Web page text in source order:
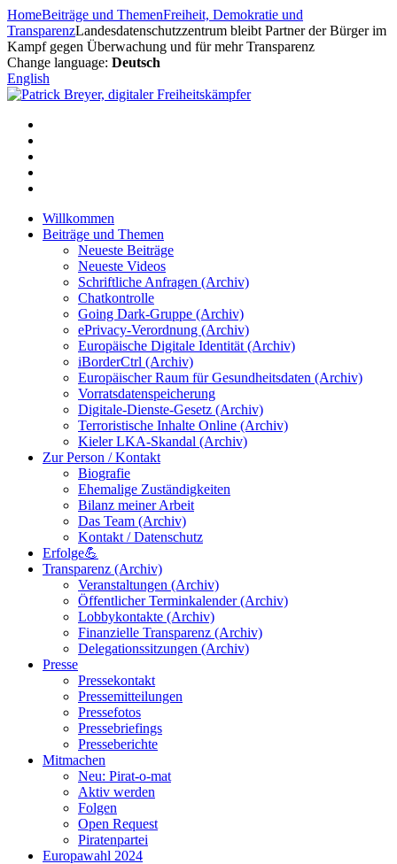
Zum
Inhalt
springen
HomeBeiträge und ThemenFreiheit, Demokratie und
TransparenzLandesdatenschutzzentrum bleibt Partner der Bürger im
Kampf gegen Überwachung und für mehr Transparenz
Change language: Deutsch
English
Willkommen
Beiträge und Themen
Neueste Beiträge
Neueste Videos
Schriftliche Anfragen (Archiv)
Chatkontrolle
Going Dark-Gruppe (Archiv)
ePrivacy-Verordnung (Archiv)
Europäische Digitale Identität (Archiv)
iBorderCtrl (Archiv)
Europäischer Raum für Gesundheitsdaten (Archiv)
Vorratsdatenspeicherung
Digitale-Dienste-Gesetz (Archiv)
Terroristische Inhalte Online (Archiv)
Kieler LKA-Skandal (Archiv)
Zur Person / Kontakt
Biografie
Ehemalige Zuständigkeiten
Bilanz meiner Arbeit
Das Team (Archiv)
Kontakt / Datenschutz
Erfolge💪
Transparenz (Archiv)
Veranstaltungen (Archiv)
Öffentlicher Terminkalender (Archiv)
Lobbykontakte (Archiv)
Finanzielle Transparenz (Archiv)
Delegationssitzungen (Archiv)
Presse
Pressekontakt
Pressemitteilungen
Pressefotos
Pressebriefings
Presseberichte
Mitmachen
Neu: Pirat-o-mat
Aktiv werden
Folgen
Open Request
Piratenpartei
Europawahl 2024